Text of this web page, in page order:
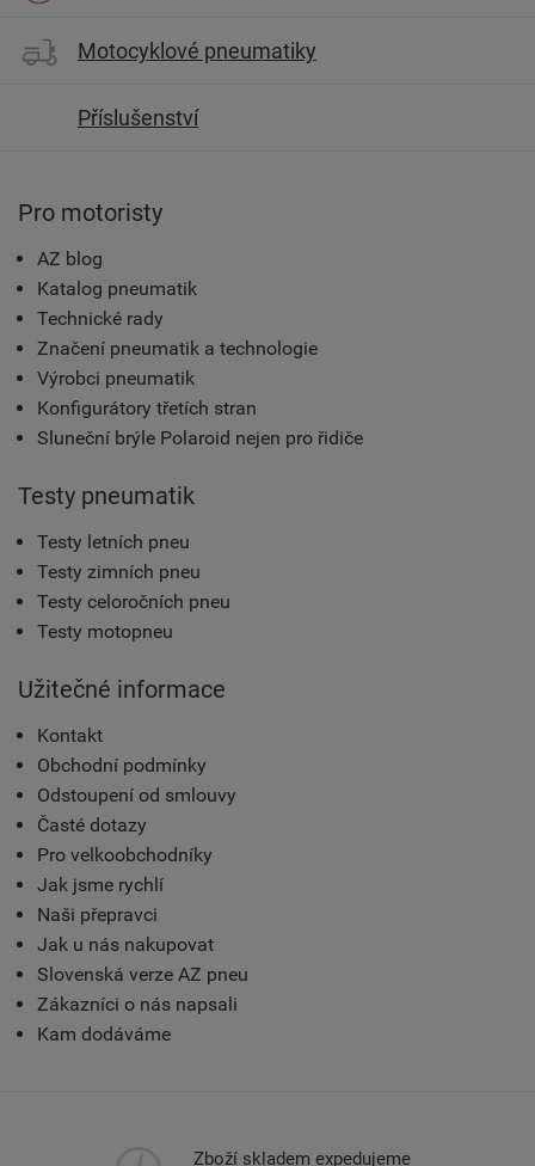
Motocyklové pneumatiky
Příslušenství
Pro motoristy
AZ blog
Katalog pneumatik
Technické rady
Značení pneumatik a technologie
Výrobci pneumatik
Konfigurátory třetích stran
Sluneční brýle Polaroid nejen pro řidiče
Testy pneumatik
Testy letních pneu
Testy zimních pneu
Testy celoročních pneu
Testy motopneu
Užitečné informace
Kontakt
Obchodní podmínky
Odstoupení od smlouvy
Časté dotazy
Pro velkoobchodníky
Jak jsme rychlí
Naši přepravci
Jak u nás nakupovat
Slovenská verze AZ pneu
Zákazníci o nás napsali
Kam dodáváme
Zboží skladem expedujeme